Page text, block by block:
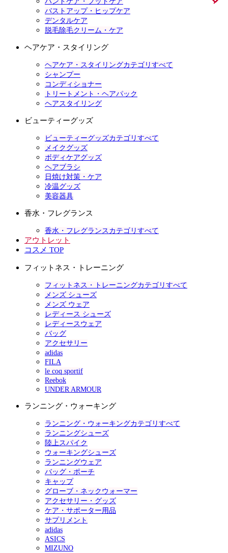
バストアップ・ヒップケア
デンタルケア
脱毛除毛クリーム・ケア
ヘアケア・スタイリング
ヘアケア・スタイリングカテゴリすべて
シャンプー
コンディショナー
トリートメント・ヘアパック
ヘアスタイリング
ビューティーグッズ
ビューティーグッズカテゴリすべて
メイクグッズ
ボディケアグッズ
ヘアブラシ
日焼け対策・ケア
冷温グッズ
美容器具
香水・フレグランス
香水・フレグランスカテゴリすべて
アウトレット
コスメ TOP
フィットネス・トレーニング
フィットネス・トレーニングカテゴリすべて
メンズ シューズ
メンズ ウェア
レディース シューズ
レディースウェア
バッグ
アクセサリー
adidas
FILA
le coq sportif
Reebok
UNDER ARMOUR
ランニング・ウォーキング
ランニング・ウォーキングカテゴリすべて
ランニングシューズ
陸上スパイク
ウォーキングシューズ
ランニングウェア
バッグ・ポーチ
キャップ
グローブ・ネックウォーマー
アクセサリー・グッズ
ケア・サポーター用品
サプリメント
adidas
ASICS
MIZUNO